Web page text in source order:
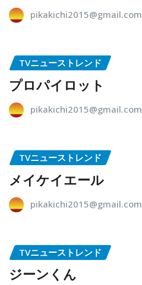
pikakichi2015@gmail.com
TVニューストレンド
プロパイロット
pikakichi2015@gmail.com
TVニューストレンド
メイケイエール
pikakichi2015@gmail.com
TVニューストレンド
ジーンくん